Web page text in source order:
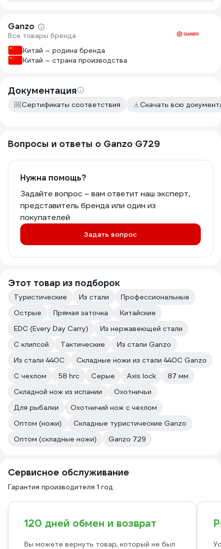
Ganzo
Все товары бренда
Китай — родина бренда
Китай — страна производства
Документация
Сертификаты соответствия Скачать всю
Вопросы и ответы о Ganzo G729
Нужна помощь?
Задайте вопрос – вам ответит наш эксперт,
представитель бренда или один из
покупателей
Задать вопрос
Этот товар из подборок
Туристические Из стали
Профессиональные
Острые
Прямая заточка
Китайские
EDC (Every Day Carry)
Из нержавеющей стали
C клипсой
Тактические
Из стали Ganzo
Из стали 440С
Складные ножи из стали 440С Ganzo
С чехлом
58 hrc Серые Axis lock
87 мм
Складной нож из испании
Охотничьи
Для рыбалки
Охотничий нож с чехлом
Оптом (ножи)
Складные туристические Ganzo
Оптом (складные ножи)
Ganzo 729
Сервисное обслуживание
Гарантия производителя 1 год
120 дней обмен и возврат
Вы можете вернуть товар, который не был